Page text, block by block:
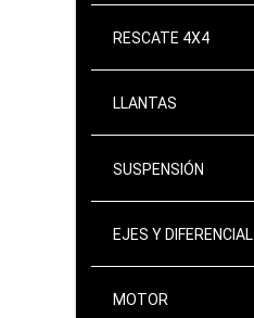
RESCATE 4X4
LLANTAS
SUSPENSIÓN
EJES Y DIFERENCIAL
MOTOR